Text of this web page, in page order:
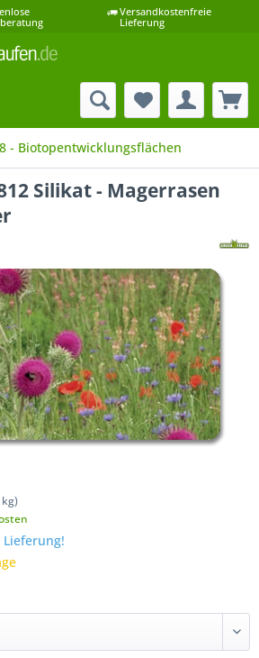
Versandkostenfreie
Lieferung
- Biotopentwicklungsflächen
Silikat - Magerrasen